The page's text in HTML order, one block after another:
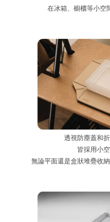
在冰箱、櫥櫃等小空
透視防塵蓋和
皆採用小
無論平面還是盒狀堆疊收